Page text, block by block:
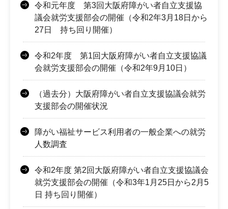
令和元年度 第3回大阪府障がい者自立支援協
議会就労支援部会の開催（令和2年3月18日から
27日 持ち回り開催）
令和2年度 第1回大阪府障がい者自立支援協議
会就労支援部会の開催（令和2年9月10日）
（過去分）大阪府障がい者自立支援協議会就労
支援部会の開催状況
障がい福祉サービス利用者の一般企業への就労
人数調査
令和2年度 第2回大阪府障がい者自立支援協議会
就労支援部会の開催（令和3年1月25日から2月5
日 持ち回り開催）